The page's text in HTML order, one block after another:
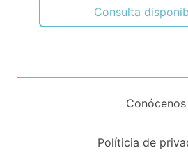
Consulta
Conócenos
Políticia de